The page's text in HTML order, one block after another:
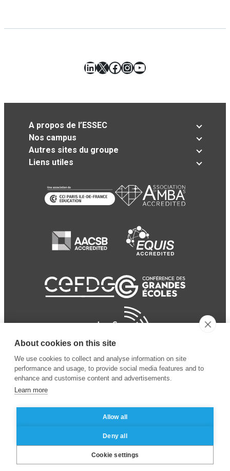
LinkedIn
X Facebook
Instagram
YouTube
A propos de l’ESSEC
Nos campus
Autres sites du groupe
Liens utiles
Business School
Mentions légales
des données personnelles
About cookies on this site
We use cookies to collect and analyse information on site
performance and usage, to provide social media features and to
enhance and customise content and advertisements.
Learn more
Allow all
Deny all
Cookie settings